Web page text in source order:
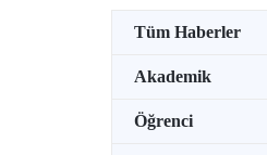
Tüm Haberler
Akademik
Öğrenci